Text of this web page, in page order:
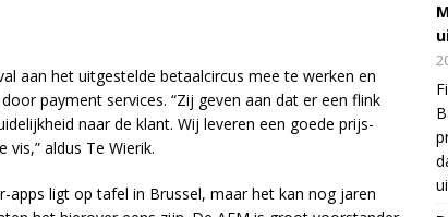
aan het uitgestelde betaalcircus mee te werken en
payment services. “Zij geven aan dat er een flink
naar de klant. Wij leveren een goede prijs-
aldus Te Wierik.
ligt op tafel in Brussel, maar het kan nog jaren